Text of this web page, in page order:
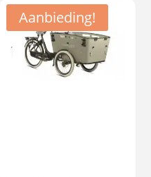
€
Aanbieding!